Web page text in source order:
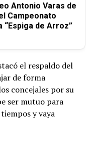
Antonio Varas de
Campeonato
“Espiga de Arroz”
el respaldo del
de forma
concejales por su
ser mutuo para
y vaya